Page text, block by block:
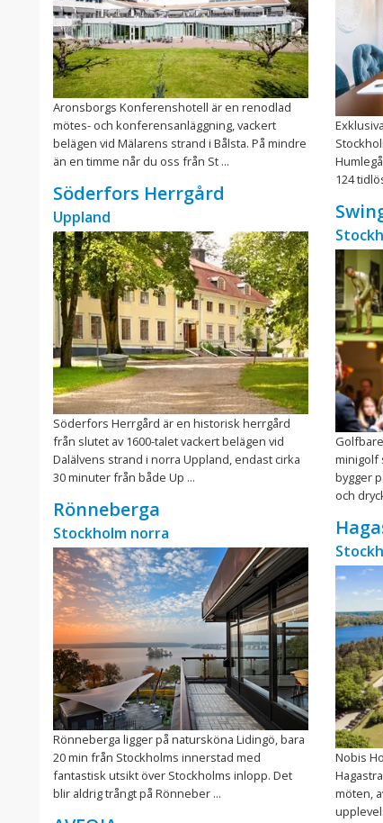
Aronsborgs Konferenshotell är en renodlad
mötes- och konferensanläggning, vackert
belägen vid Mälarens strand i Bålsta. På mindre
än en timme når du oss från St ...
Söderfors Herrgård
Uppland
Söderfors Herrgård är en historisk herrgård
från slutet av 1600-talet vackert belägen vid
Dalälvens strand i norra Uppland, endast cirka
30 minuter från både Up ...
Rönneberga
Stockholm norra
Rönneberga ligger på natursköna Lidingö, bara
20 min från Stockholms innerstad med
fantastisk utsikt över Stockholms inlopp. Det
blir aldrig trångt på Rönneber ...
124
minigolf
bygger
och
Nobis
möten,